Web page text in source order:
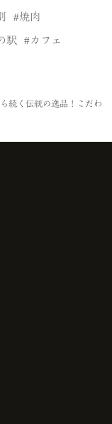
焼肉
駅 カフェ
続く伝統の逸品！こだわ